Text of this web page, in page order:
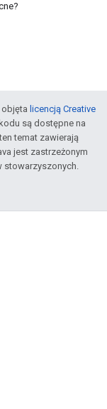
licencją Creative
są dostępne na
temat zawierają
jest zastrzeżonym
stowarzyszonych.